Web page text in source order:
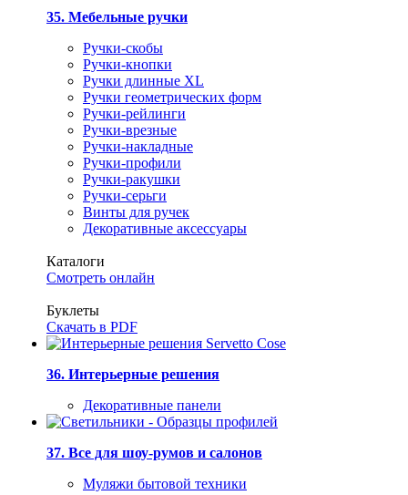
35. Мебельные ручки
Ручки-скобы
Ручки-кнопки
Ручки длинные XL
Ручки геометрических форм
Ручки-рейлинги
Ручки-врезные
Ручки-накладные
Ручки-профили
Ручки-ракушки
Ручки-серьги
Винты для ручек
Декоративные аксессуары
Каталоги
Смотреть онлайн
Буклеты
Скачать в PDF
36. Интерьерные решения
Декоративные панели
37. Все для шоу-румов и салонов
Муляжи бытовой техники